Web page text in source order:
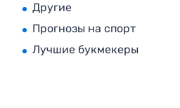
Другие
Прогнозы на спорт
Лучшие букмекеры